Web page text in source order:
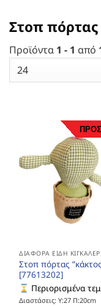
Στοπ πόρτας
Προϊόντα 1 - 1 από
ΔΙΆΦΟΡΑ ΕΊΔΗ
Στοπ πόρτας
[77613202]
Περιορισμένα
Διαστάσεις: Υ:27 Π:20cm